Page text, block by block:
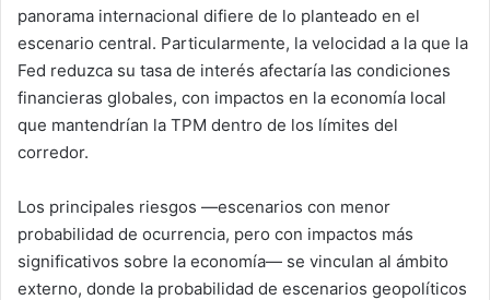
panorama internacional difiere de lo planteado en el
escenario central. Particularmente, la velocidad a la que la
Fed reduzca su tasa de interés afectaría las condiciones
financieras globales, con impactos en la economía local
que mantendrían la TPM dentro de los límites del
corredor.
Los principales riesgos —escenarios con menor
probabilidad de ocurrencia, pero con impactos más
significativos sobre la economía— se vinculan al ámbito
externo, donde la probabilidad de escenarios geopolíticos